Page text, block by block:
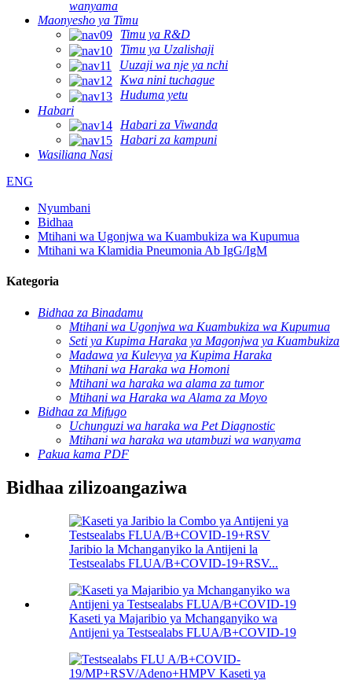
wanyama
Maonyesho ya Timu
Timu ya R&D
Timu ya Uzalishaji
Uuzaji wa nje ya nchi
Kwa nini tuchague
Huduma yetu
Habari
Habari za Viwanda
Habari za kampuni
Wasiliana Nasi
ENG
Nyumbani
Bidhaa
Mtihani wa Ugonjwa wa Kuambukiza wa Kupumua
Mtihani wa Klamidia Pneumonia Ab IgG/IgM
Kategoria
Bidhaa za Binadamu
Mtihani wa Ugonjwa wa Kuambukiza wa Kupumua
Seti ya Kupima Haraka ya Magonjwa ya Kuambukiza
Madawa ya Kulevya ya Kupima Haraka
Mtihani wa Haraka wa Homoni
Mtihani wa haraka wa alama za tumor
Mtihani wa Haraka wa Alama za Moyo
Bidhaa za Mifugo
Uchunguzi wa haraka wa Pet Diagnostic
Mtihani wa haraka wa utambuzi wa wanyama
Pakua kama PDF
Bidhaa zilizoangaziwa
Jaribio la Mchanganyiko la Antijeni la
Testsealabs FLUA/B+COVID-19+RSV...
Kaseti ya Majaribio ya Mchanganyiko wa
Antijeni ya Testsealabs FLUA/B+COVID-19